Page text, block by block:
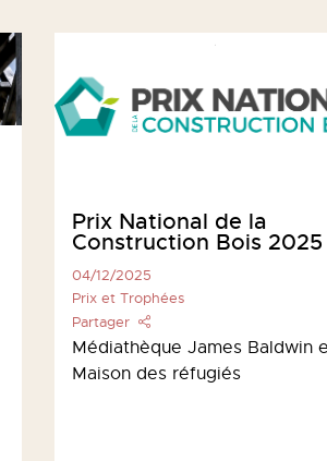
Prix National de la
Construction Bois 2025
04/12/2025
Prix et Trophées
Partager
Médiathèque James Baldwin
Maison des réfugiés